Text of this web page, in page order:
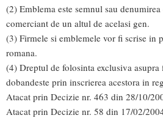
(2) Emblema este semnul sau denumirea
comerciant de un altul de acelasi gen.
(3) Firmele si emblemele vor fi scrise in
romana.
(4) Dreptul de folosinta exclusiva
dobandeste prin inscrierea acestora in
Atacat prin Decizie nr. 463 din 28/10/
Atacat prin Decizie nr. 58 din 17/02/